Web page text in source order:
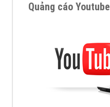
Quảng cáo Youtube